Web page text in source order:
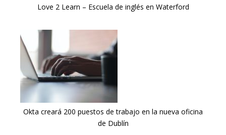
Love 2 Learn – Escuela de inglés en Waterford
Okta creará 200 puestos de trabajo en la nueva oficina
de Dublín